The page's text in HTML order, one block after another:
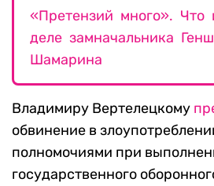
«Претензий много». Что
деле замначальника
Шамарина
Владимиру Вертелецкому
обвинение в
полномочиями при
государственного